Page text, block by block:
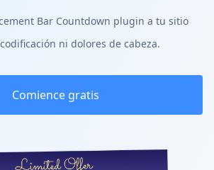
Bar Countdown plugin a tu sitio
ni dolores de cabeza.
Comience gratis